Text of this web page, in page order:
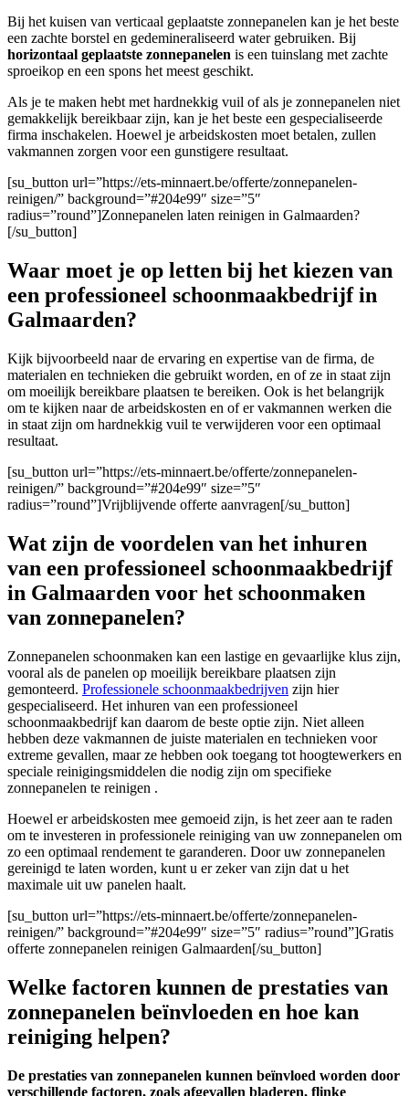
Bij het kuisen van verticaal geplaatste zonnepanelen kan je het beste
een zachte borstel en gedemineraliseerd water gebruiken. Bij
horizontaal geplaatste zonnepanelen is een tuinslang met zachte
sproeikop en een spons het meest geschikt.
Als je te maken hebt met hardnekkig vuil of als je zonnepanelen niet
gemakkelijk bereikbaar zijn, kan je het beste een gespecialiseerde
firma inschakelen. Hoewel je arbeidskosten moet betalen, zullen
vakmannen zorgen voor een gunstigere resultaat.
[su_button url=”https://ets-minnaert.be/offerte/zonnepanelen-
reinigen/” background=”#204e99″ size=”5″
radius=”round”]Zonnepanelen laten reinigen in Galmaarden?
[/su_button]
Waar moet je op letten bij het kiezen van
een professioneel schoonmaakbedrijf in
Galmaarden?
Kijk bijvoorbeeld naar de ervaring en expertise van de firma, de
materialen en technieken die gebruikt worden, en of ze in staat zijn
om moeilijk bereikbare plaatsen te bereiken. Ook is het belangrijk
om te kijken naar de arbeidskosten en of er vakmannen werken die
in staat zijn om hardnekkig vuil te verwijderen voor een optimaal
resultaat.
[su_button url=”https://ets-minnaert.be/offerte/zonnepanelen-
reinigen/” background=”#204e99″ size=”5″
radius=”round”]Vrijblijvende offerte aanvragen[/su_button]
Wat zijn de voordelen van het inhuren
van een professioneel schoonmaakbedrijf
in Galmaarden voor het schoonmaken
van zonnepanelen?
Zonnepanelen schoonmaken kan een lastige en gevaarlijke klus zijn,
vooral als de panelen op moeilijk bereikbare plaatsen zijn
gemonteerd. Professionele schoonmaakbedrijven zijn hier
gespecialiseerd. Het inhuren van een professioneel
schoonmaakbedrijf kan daarom de beste optie zijn. Niet alleen
hebben deze vakmannen de juiste materialen en technieken voor
extreme gevallen, maar ze hebben ook toegang tot hoogtewerkers en
speciale reinigingsmiddelen die nodig zijn om specifieke
zonnepanelen te reinigen .
Hoewel er arbeidskosten mee gemoeid zijn, is het zeer aan te raden
om te investeren in professionele reiniging van uw zonnepanelen om
zo een optimaal rendement te garanderen. Door uw zonnepanelen
gereinigd te laten worden, kunt u er zeker van zijn dat u het
maximale uit uw panelen haalt.
[su_button url=”https://ets-minnaert.be/offerte/zonnepanelen-
reinigen/” background=”#204e99″ size=”5″ radius=”round”]Gratis
offerte zonnepanelen reinigen Galmaarden[/su_button]
Welke factoren kunnen de prestaties van
zonnepanelen beïnvloeden en hoe kan
reiniging helpen?
De prestaties van zonnepanelen kunnen beïnvloed worden door
verschillende factoren, zoals afgevallen bladeren, flinke